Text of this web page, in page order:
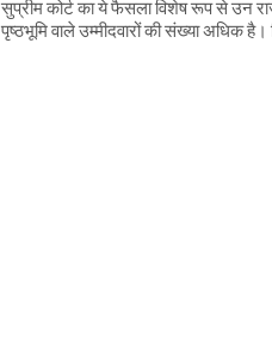
सुप्रीम कोर्ट का ये फैसला विशेष रूप से उन
पृष्ठभूमि वाले उम्मीदवारों की संख्या अधिक है।